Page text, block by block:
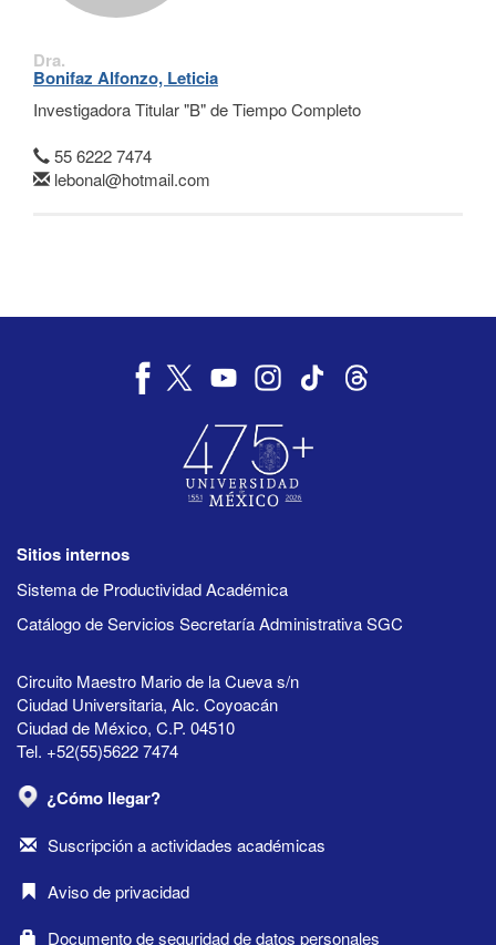
Dra.
Bonifaz Alfonzo, Leticia
Investigadora Titular "B" de Tiempo Completo
55 6222 7474
lebonal@hotmail.com
Sitios internos
Sistema de Productividad Académica
Catálogo de Servicios Secretaría Administrativa SGC
Circuito Maestro Mario de la Cueva s/n
Ciudad Universitaria, Alc. Coyoacán
Ciudad de México, C.P. 04510
Tel. +52(55)5622 7474
¿Cómo llegar?
Suscripción a actividades académicas
Aviso de privacidad
Documento de seguridad de datos personales